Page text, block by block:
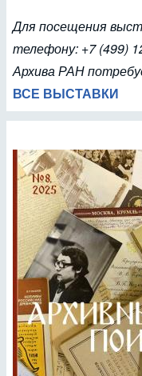
Для посещения
телефону: +7 (499)
Архива РАН
ВСЕ ВЫСТАВКИ